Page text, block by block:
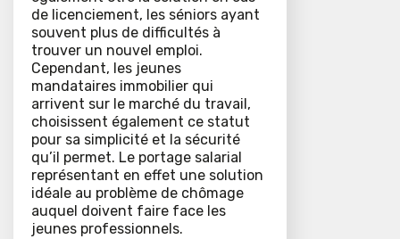
de licenciement, les séniors ayant
souvent plus de difficultés à
trouver un nouvel emploi.
Cependant, les jeunes
mandataires immobilier qui
arrivent sur le marché du travail,
choisissent également ce statut
pour sa simplicité et la sécurité
qu’il permet. Le portage salarial
représentant en effet une solution
idéale au problème de chômage
auquel doivent faire face les
jeunes professionnels.